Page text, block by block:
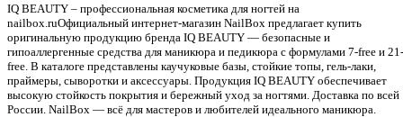
IQ BEAUTY – профессиональная косметика для ногтей на
nailbox.ruОфициальный интернет-магазин NailBox предлагает купить
оригинальную продукцию бренда IQ BEAUTY — безопасные и
гипоаллергенные средства для маникюра и педикюра с формулами 7-free и 21-
free. В каталоге представлены каучуковые базы, стойкие топы, гель-лаки,
праймеры, сыворотки и аксессуары. Продукция IQ BEAUTY обеспечивает
высокую стойкость покрытия и бережный уход за ногтями. Доставка по всей
России. NailBox — всё для мастеров и любителей идеального маникюра.